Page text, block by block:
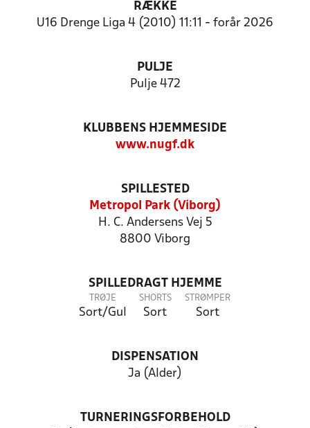
RÆKKE
U16 Drenge Liga 4 (2010) 11:11 - forår 2026
PULJE
Pulje 472
KLUBBENS HJEMMESIDE
www.nugf.dk
SPILLESTED
Metropol Park (Viborg)
H. C. Andersens Vej 5
8800 Viborg
SPILLEDRAGT HJEMME
TRØJE
Sort/Gul
SHORTS
Sort
STRØMPER
Sort
DISPENSATION
Ja (Alder)
TURNERINGSFORBEHOLD